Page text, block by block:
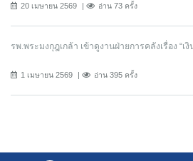
20 เมษายน 2569 อ่าน 73 ครั้ง
รพ.พระมงกุฎเกล้า เข้าดูงานฝ่ายการคลังเรื่อง “
1 เมษายน 2569 อ่าน 395 ครั้ง